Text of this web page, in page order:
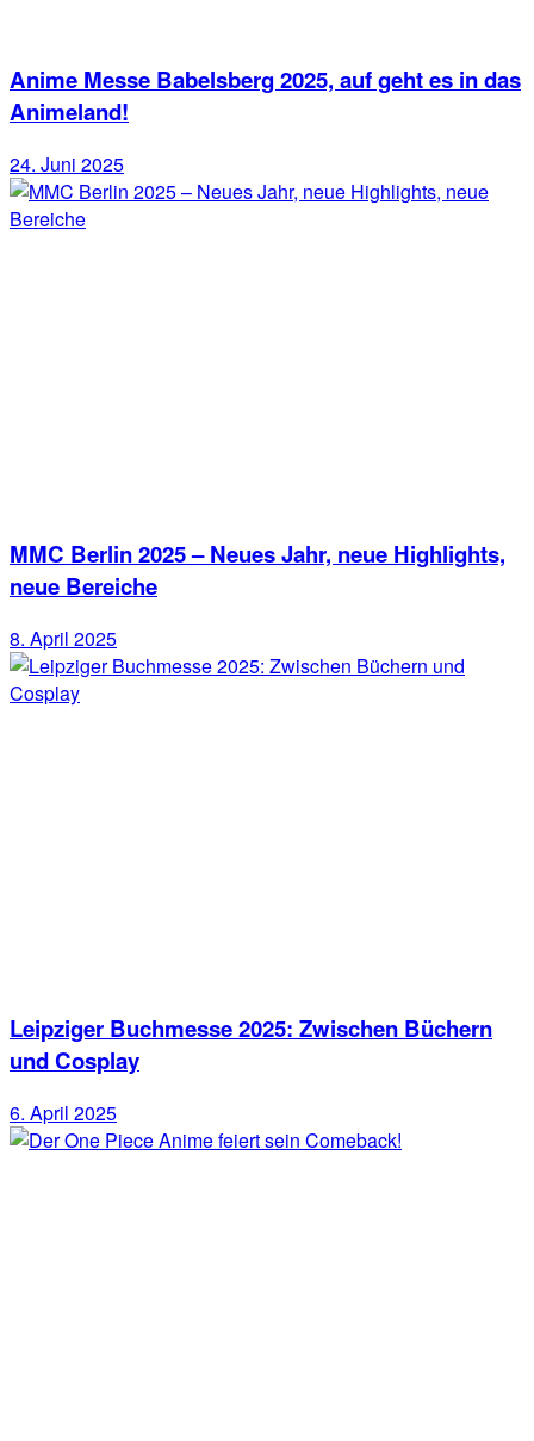
Anime Messe Babelsberg 2025, auf geht es in das
Animeland!
24. Juni 2025
MMC Berlin 2025 – Neues Jahr, neue Highlights,
neue Bereiche
8. April 2025
Leipziger Buchmesse 2025: Zwischen Büchern
und Cosplay
6. April 2025